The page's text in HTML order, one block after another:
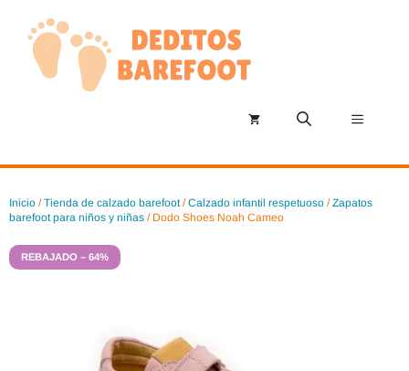
contenido
Menú
Inicio /Tienda de calzado barefoot/Calzado infantil respetuoso /Zapatos
barefoot para niños y niñas / Dodo Shoes Noah Cameo
REBAJADO – 64%